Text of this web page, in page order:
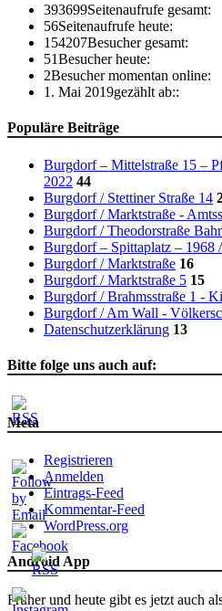
393699Seitenaufrufe gesamt:
56Seitenaufrufe heute:
154207Besucher gesamt:
51Besucher heute:
2Besucher momentan online:
1. Mai 2019gezählt ab::
Populäre Beiträge
Burgdorf – Mittelstraße 15 –
2022 44
Burgdorf / Stettiner Straße 14
Burgdorf / Marktstraße -
Burgdorf / Theodorstraße
Burgdorf – Spittaplatz – 1968
Burgdorf / Marktstraße 16
Burgdorf / Marktstraße 5 15
Burgdorf / Brahmsstraße 1 -
Burgdorf / Am Wall -
Datenschutzerklärung 13
Bitte folge uns auch auf:
Meta
Registrieren
Anmelden
Eintrags-Feed
Kommentar-Feed
WordPress.org
Android App
Früher und heute gibt es jetzt auch